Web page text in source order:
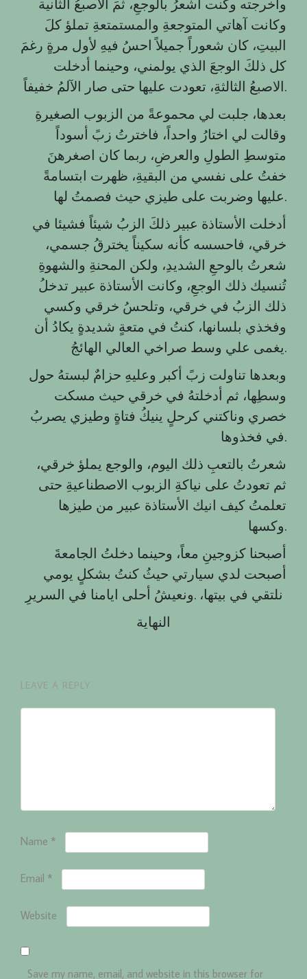
وكانت آهاتي المتوجعةِ والمستمتعةِ تملؤ كلَ
البيتِ، كان شعوراً جميلاً احسُ فيهِ لأول مرةٍ رغمَ
كل ذلكَ الوجعَ الذي يولمني، وحينما أدخلت
الاصبعُ الثالثةِ، تعودت عليها حتى صار الآلمُ خفيفاً.
بعدها، جلبت لي محموعةً من الزبوب الصغيرةِ
وقالت لي اختارُ واحداً، فاخترتُ زبً أسوداً
متوسطِ الطولِ والعرضِ، ربما كان اصغرهنَ
خفتُ على نفسي من البقيةِ، ظهرت ابتسامةً
عليها وضربت على طيزي حيث فصمتُ لها.
أدخلت الأستاذة عبير ذلكَ الزبُ شيئاً فشيئا في
خرقي، فاحسسه كأنه سكيناً يخترقُ جسمي،
شعرتُ بالوحعِ الشديدِ، ولكن المحنةِ والشهوةِ
تُنسيك ذلك الوجعِ، وكانت الأستاذة عبير تدخلُ
ذلك الزبُ في خرقي، وتلحسُ خرقي وكسي
وفخذي بلسانها، كنتُ في متعةٍ شديدةٍ يكادُ أن
يغمى علي وسط صراخي العالي الهائجُ.
وبعدها تناولت زبً أكبر وعليهِ حزامٌ لبستهُ حول
وسطِها، ثم أدخلتهُ في خرقي حيث مسكت
خصري وناكتني كرحلٍ ينيكُ فتاةٍ وطيزي يصربُ
في فخذوها.
ثم تعودتُ على نياكةِ الزبوب الاصطناعيةِ حتى
تعلمتُ كيف انيك الأستاذة عبير من طيزها
وكسها.
أصبحنا كزوجينِ معاً، وحينما دخلتُ الجامعةَ
أصبحت لدي سيارتي حيثُ كنتُ بشكلٍ يومي
النهاية
LEAVE A REPLY
Name *
Email *
Website
Save my name, email, and website in this browser for